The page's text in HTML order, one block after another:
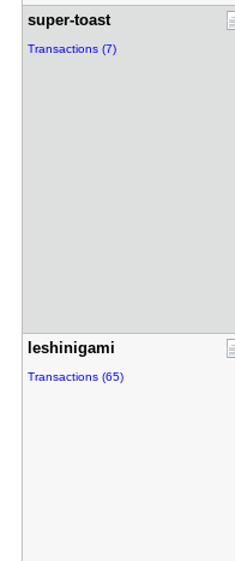
super-toas​t
Transactions (7)
leshinigam​i
Transactions (65)